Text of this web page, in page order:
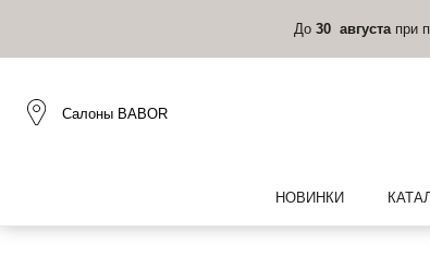
До 30 августа при
Салоны BABOR
НОВИНКИ